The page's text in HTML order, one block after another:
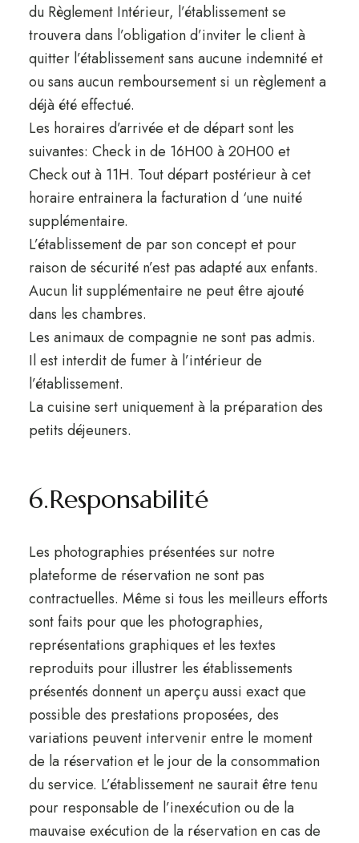
du Règlement Intérieur, l’établissement se
trouvera dans l’obligation d’inviter le client à
quitter l’établissement sans aucune indemnité et
ou sans aucun remboursement si un règlement a
déjà été effectué.
Les horaires d’arrivée et de départ sont les
suivantes: Check in de 16H00 à 20H00 et
Check out à 11H. Tout départ postérieur à cet
horaire entrainera la facturation d ‘une nuité
supplémentaire.
L’établissement de par son concept et pour
raison de sécurité n’est pas adapté aux enfants.
Aucun lit supplémentaire ne peut être ajouté
dans les chambres.
Les animaux de compagnie ne sont pas admis.
Il est interdit de fumer à l’intérieur de
l’établissement.
La cuisine sert uniquement à la préparation des
petits déjeuners.
6.Responsabilité
Les photographies présentées sur notre
plateforme de réservation ne sont pas
contractuelles. Même si tous les meilleurs efforts
sont faits pour que les photographies,
représentations graphiques et les textes
reproduits pour illustrer les établissements
présentés donnent un aperçu aussi exact que
possible des prestations proposées, des
variations peuvent intervenir entre le moment
de la réservation et le jour de la consommation
du service. L’établissement ne saurait être tenu
pour responsable de l’inexécution ou de la
mauvaise exécution de la réservation en cas de